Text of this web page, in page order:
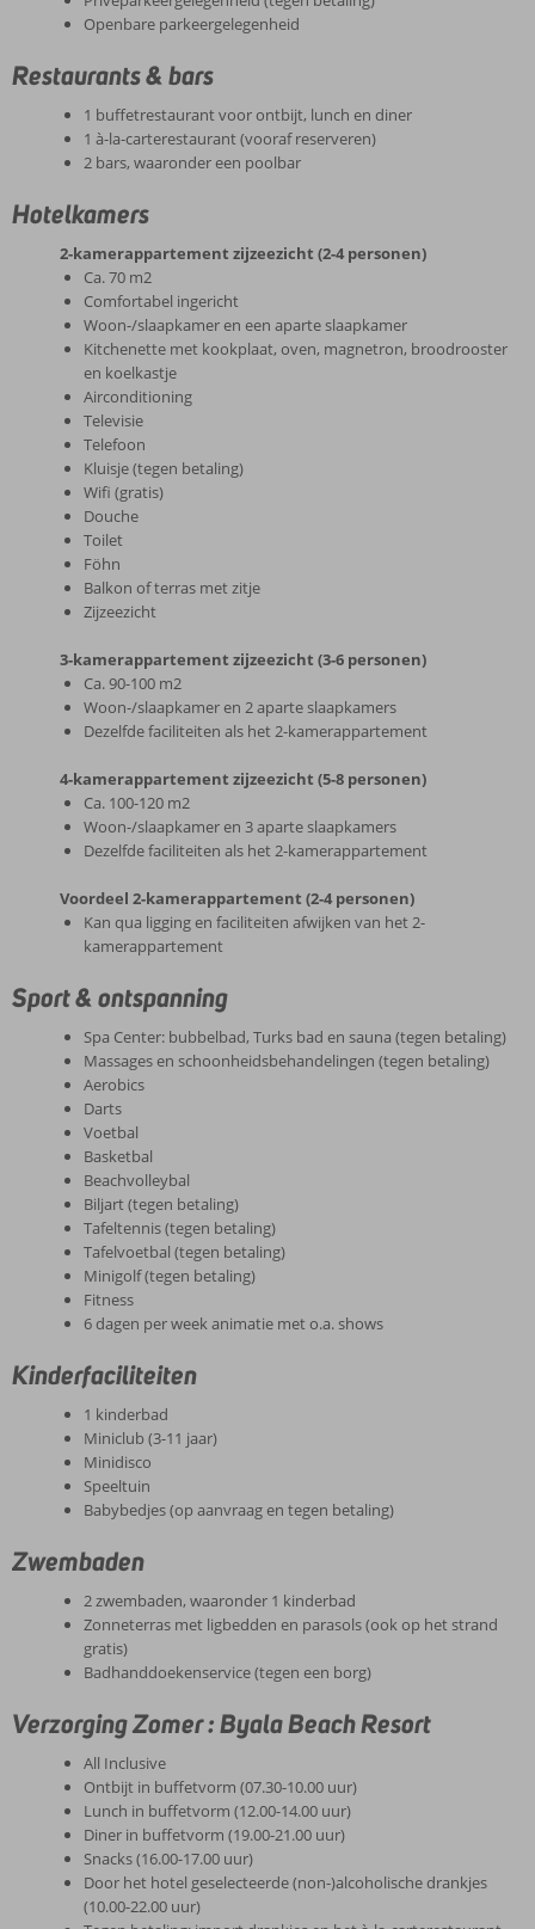
Openbare parkeergelegenheid
Restaurants & bars
1 buffetrestaurant voor ontbijt, lunch en diner
1 à-la-carterestaurant (vooraf reserveren)
2 bars, waaronder een poolbar
Hotelkamers
2-kamerappartement zijzeezicht (2-4 personen)
Ca. 70 m2
Comfortabel ingericht
Woon-/slaapkamer en een aparte slaapkamer
Kitchenette met kookplaat, oven, magnetron, broodrooster
en koelkastje
Airconditioning
Televisie
Telefoon
Kluisje (tegen betaling)
Wifi (gratis)
Douche
Toilet
Föhn
Balkon of terras met zitje
Zijzeezicht
3-kamerappartement zijzeezicht (3-6 personen)
Ca. 90-100 m2
Woon-/slaapkamer en 2 aparte slaapkamers
Dezelfde faciliteiten als het 2-kamerappartement
4-kamerappartement zijzeezicht (5-8 personen)
Ca. 100-120 m2
Woon-/slaapkamer en 3 aparte slaapkamers
Dezelfde faciliteiten als het 2-kamerappartement
Voordeel 2-kamerappartement (2-4 personen)
Kan qua ligging en faciliteiten afwijken van het 2-
kamerappartement
Sport & ontspanning
Spa Center: bubbelbad, Turks bad en sauna (tegen betaling)
Massages en schoonheidsbehandelingen (tegen betaling)
Aerobics
Darts
Voetbal
Basketbal
Beachvolleybal
Biljart (tegen betaling)
Tafeltennis (tegen betaling)
Tafelvoetbal (tegen betaling)
Minigolf (tegen betaling)
Fitness
6 dagen per week animatie met o.a. shows
Kinderfaciliteiten
1 kinderbad
Miniclub (3-11 jaar)
Minidisco
Speeltuin
Babybedjes (op aanvraag en tegen betaling)
Zwembaden
2 zwembaden, waaronder 1 kinderbad
Zonneterras met ligbedden en parasols (ook op het strand
gratis)
Badhanddoekenservice (tegen een borg)
Verzorging Zomer : Byala Beach Resort
All Inclusive
Ontbijt in buffetvorm (07.30-10.00 uur)
Lunch in buffetvorm (12.00-14.00 uur)
Diner in buffetvorm (19.00-21.00 uur)
Snacks (16.00-17.00 uur)
Door het hotel geselecteerde (non-)alcoholische drankjes
(10.00-22.00 uur)